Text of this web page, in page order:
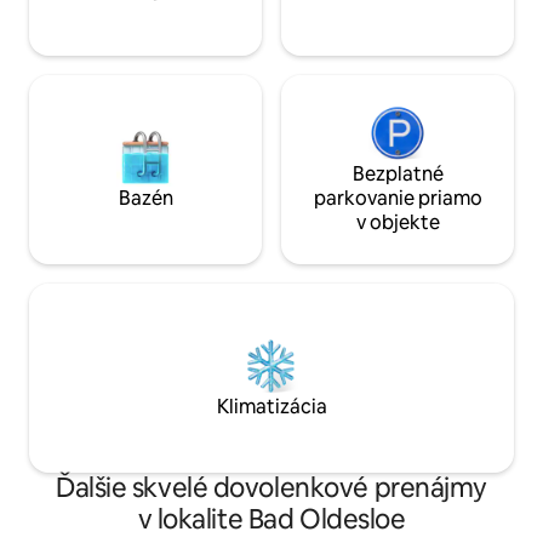
Bazén
Bezplatné
parkovanie priamo
v objekte
Klimatizácia
Ďalšie skvelé dovolenkové prenájmy
v lokalite Bad Oldesloe